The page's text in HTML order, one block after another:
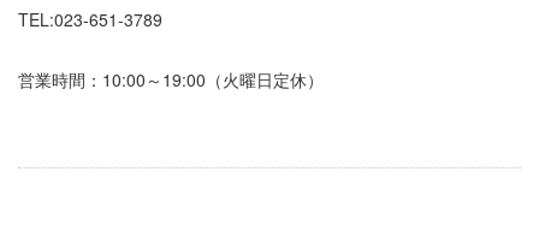
TEL:023-651-3789
営業時間：10:00～19:00（火曜日定休）